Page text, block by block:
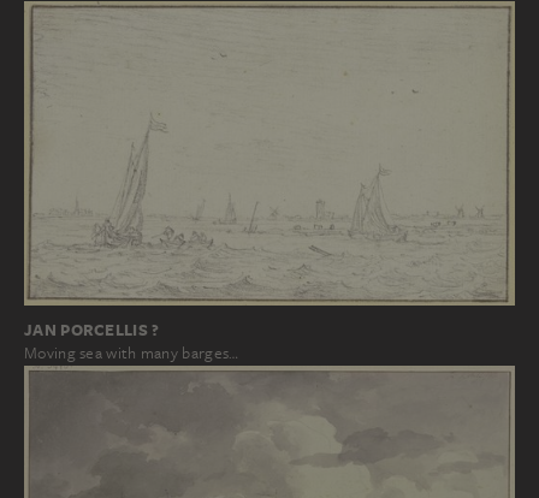
JAN PORCELLIS ?
Moving sea with many barges…